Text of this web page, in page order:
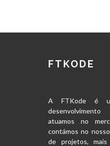
FTKODE
A FTKode é
atuamos no
contámos no
de projetos, mais